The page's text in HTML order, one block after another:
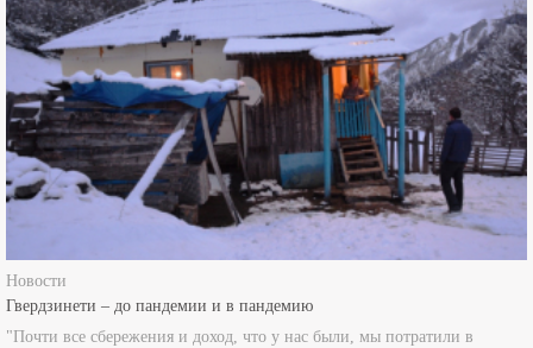
Новости
Гвердзинети – до пандемии и в пандемию
"Почти все сбережения и доход, что у нас были, мы потратили в
течение этого одного года.